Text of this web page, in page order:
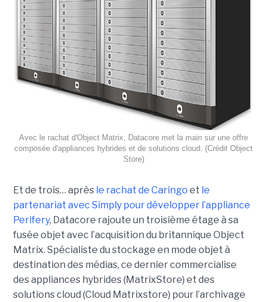
Avec le rachat d'Object Matrix, Datacore met la main sur une offre
composée d'appliances hybrides et de solutions cloud. (Crédit Object
Store)
Et de trois… après le rachat de Caringo et le
partenariat avec Simply pour développer l’appliance
Perifery, Datacore rajoute un troisième étage à sa
fusée objet avec l’acquisition du britannique Object
Matrix. Spécialiste du stockage en mode objet à
destination des médias, ce dernier commercialise
des appliances hybrides (MatrixStore) et des
solutions cloud (Cloud Matrixstore) pour l’archivage